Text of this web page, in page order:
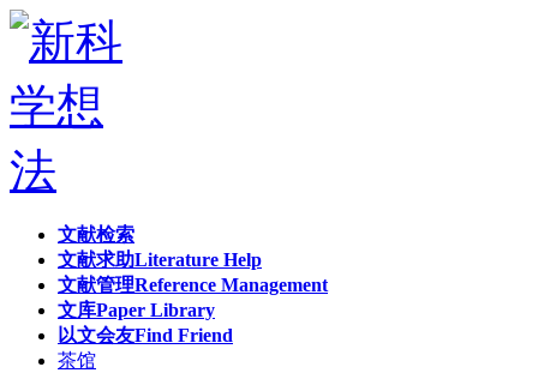
文献检索
文献求助Literature Help
文献管理Reference Management
文库Paper Library
以文会友Find Friend
茶馆